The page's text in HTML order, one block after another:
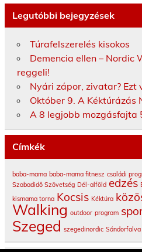
Legutóbbi bejegyzések
Túrafelszerelés kisokos
Demencia ellen – Nordic
reggeli!
Nyári zápor, zivatar? Ezt
Október 9. A Kéktúrázás
A 8 legjobb mozgásfajta
Címkék
baba-mama baba-mama fitnesz családi
Szabadidő Szövetség Dél-alföld edzés
kismama torna Kocsis Kéktúra
Walking outdoor program
Szeged szegedinordic Sándorfalva